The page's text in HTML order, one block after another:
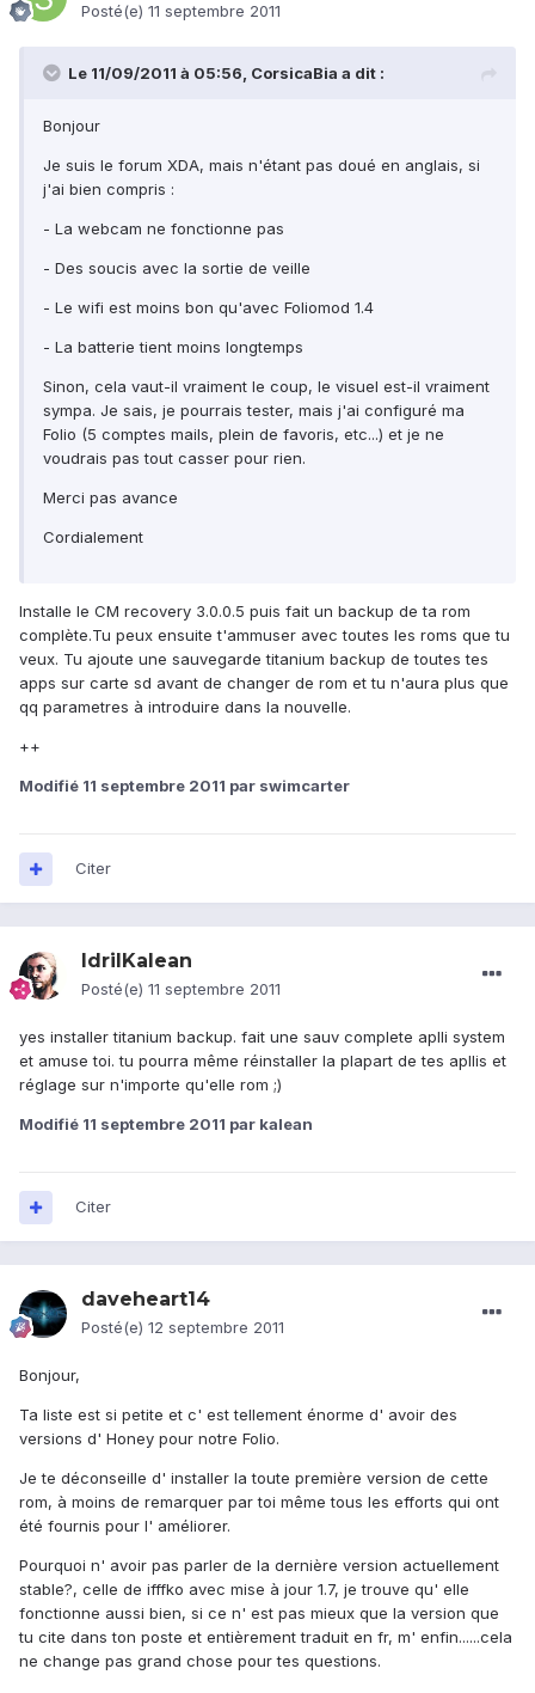
Posté(e) 11 septembre 2011
Le 11/09/2011 à 05:56, CorsicaBia a dit :
Bonjour
Je suis le forum XDA, mais n'étant pas doué en anglais, si
j'ai bien compris :
- La webcam ne fonctionne pas
- Des soucis avec la sortie de veille
- Le wifi est moins bon qu'avec Foliomod 1.4
- La batterie tient moins longtemps
Sinon, cela vaut-il vraiment le coup, le visuel est-il vraiment
sympa. Je sais, je pourrais tester, mais j'ai configuré ma
Folio (5 comptes mails, plein de favoris, etc...) et je ne
voudrais pas tout casser pour rien.
Merci pas avance
Cordialement
Installe le CM recovery 3.0.0.5 puis fait un backup de ta rom
complète.Tu peux ensuite t'ammuser avec toutes les roms que tu
veux. Tu ajoute une sauvegarde titanium backup de toutes tes
apps sur carte sd avant de changer de rom et tu n'aura plus que
qq parametres à introduire dans la nouvelle.
++
Modifié 11 septembre 2011 par swimcarter
Citer
IdrilKalean
Posté(e) 11 septembre 2011
yes installer titanium backup. fait une sauv complete aplli system
et amuse toi. tu pourra même réinstaller la plapart de tes apllis et
réglage sur n'importe qu'elle rom ;)
Modifié 11 septembre 2011 par kalean
Citer
daveheart14
Posté(e) 12 septembre 2011
Bonjour,
Ta liste est si petite et c' est tellement énorme d' avoir des
versions d' Honey pour notre Folio.
Je te déconseille d' installer la toute première version de cette
rom, à moins de remarquer par toi même tous les efforts qui ont
été fournis pour l' améliorer.
Pourquoi n' avoir pas parler de la dernière version actuellement
stable?, celle de ifffko avec mise à jour 1.7, je trouve qu' elle
fonctionne aussi bien, si ce n' est pas mieux que la version que
tu cite dans ton poste et entièrement traduit en fr, m' enfin......cela
ne change pas grand chose pour tes questions.